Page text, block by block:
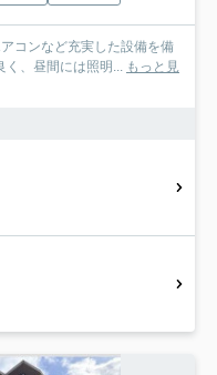
コンなど充実した設備を備
く、昼間には照明... もっと見